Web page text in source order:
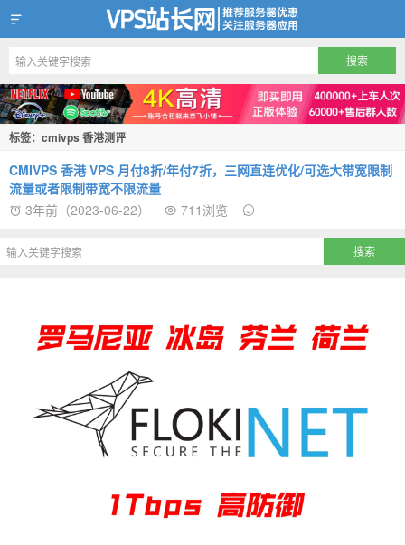
VPS站长网
标签：cmivps 香港测评
CMIVPS 香港 VPS 月付8折/年付7折，三网直连优化/可选大带宽限制
流量或者限制带宽不限流量
3年前（2023-06-22）
711浏览